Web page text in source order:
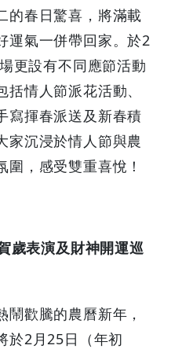
的春日驚喜，將滿載
運氣一併帶回家。於2
更設有不同應節活動
情人節派花活動、
寫揮春派送及新春積
家沉浸於情人節與農
圍，感受雙重喜悅！
歲表演及財神開運巡
歡騰的農曆新年，
於2月25日（年初